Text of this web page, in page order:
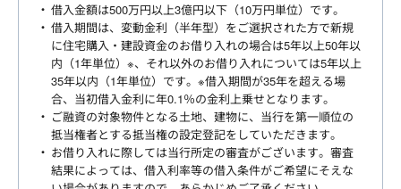
借入金額は500万円以上3億円以下（10万円単位）です。
借入期間は、変動金利（半年型）をご選択された方で新規
に住宅購入・建設資金のお借り入れの場合は5年以上50年以
内（1年単位）※、それ以外のお借り入れについては5年以上
35年以内（1年単位）です。※借入期間が35年を超える場
合、当初借入金利に年0.1％の金利上乗せとなります。
ご融資の対象物件となる土地、建物に、当行を第一順位の
抵当権者とする抵当権の設定登記をしていただきます。
お借り入れに際しては当行所定の審査がございます。審査
結果によっては、借入利率等の借入条件がご希望にそえな